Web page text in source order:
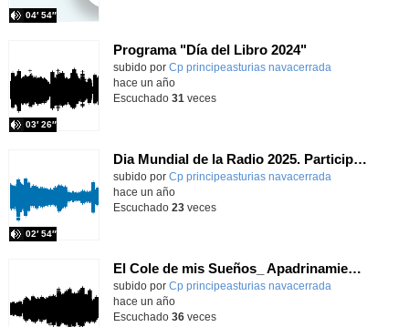
04′ 54″
Programa "Día del Libro 2024"
Contenido educativo.
subido por Cp principeasturias navacerrada
03′ 26″
hace un año
Escuchado 31 veces
Dia Mundial de la Radio 2025. Participación red de radios escolares
Contenido educativo.
subido por Cp principeasturias navacerrada
02′ 54″
hace un año
Escuchado 23veces
El Cole de mis Sueños_ Apadrinamiento Infantil 5º Primaria a Infantil 5 Años
Contenido educativo.
subido por Cp principeasturias navacerrada
hace un año
Escuchado 36veces